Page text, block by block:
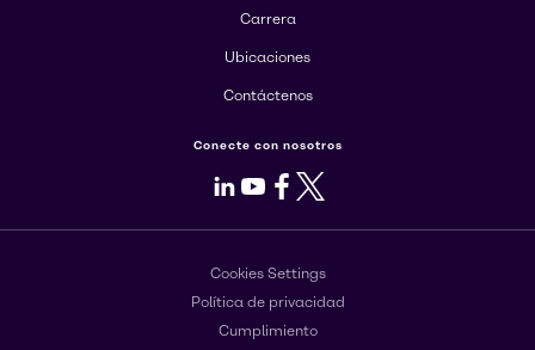
Carrera
Ubicaciones
Contáctenos
Conecte con nosotros
LinkedIn
Youtube
Facebook
X
Cookies Settings
Política de privacidad
Cumplimiento